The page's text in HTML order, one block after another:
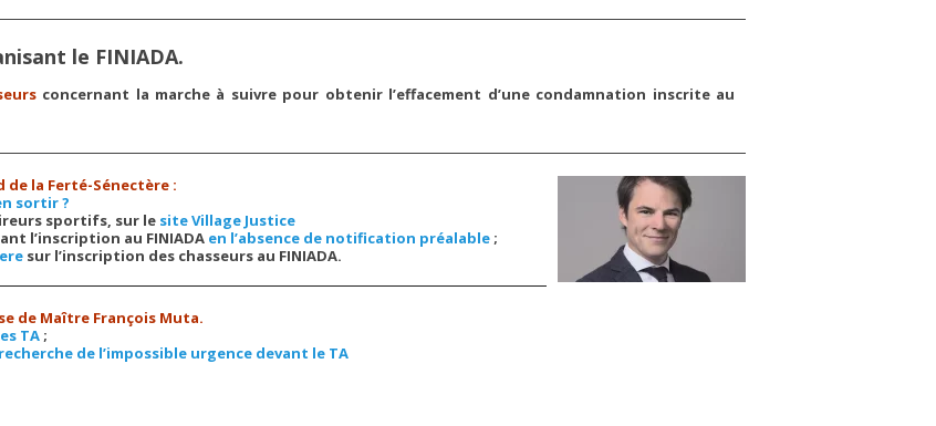
le FINIADA.
concernant la marche à suivre pour obtenir l’effacement d’une condamnation inscrite au
de la Ferté-Sénectère :
sortir ?
sportifs, sur le site Village Justice
l’inscription au FINIADA en l’absence de notification préalable ;
sur l’inscription des chasseurs au FINIADA.
de Maître François Muta.
TA ;
de l’impossible urgence devant le TA